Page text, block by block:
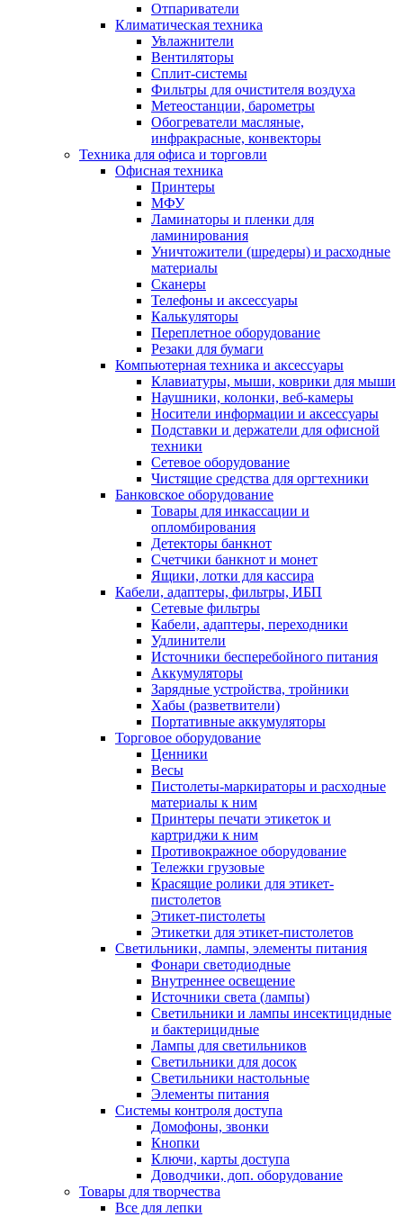
Отпариватели
Климатическая техника
Увлажнители
Вентиляторы
Сплит-системы
Фильтры для очистителя воздуха
Метеостанции, барометры
Обогреватели масляные,
инфракрасные, конвекторы
Техника для офиса и торговли
Офисная техника
Принтеры
МФУ
Ламинаторы и пленки для
ламинирования
Уничтожители (шредеры) и расходные
материалы
Сканеры
Телефоны и аксессуары
Калькуляторы
Переплетное оборудование
Резаки для бумаги
Компьютерная техника и аксессуары
Клавиатуры, мыши, коврики для мыши
Наушники, колонки, веб-камеры
Носители информации и аксессуары
Подставки и держатели для офисной
техники
Сетевое оборудование
Чистящие средства для оргтехники
Банковское оборудование
Товары для инкассации и
опломбирования
Детекторы банкнот
Счетчики банкнот и монет
Ящики, лотки для кассира
Кабели, адаптеры, фильтры, ИБП
Сетевые фильтры
Кабели, адаптеры, переходники
Удлинители
Источники бесперебойного питания
Аккумуляторы
Зарядные устройства, тройники
Хабы (разветвители)
Портативные аккумуляторы
Торговое оборудование
Ценники
Весы
Пистолеты-маркираторы и расходные
материалы к ним
Принтеры печати этикеток и
картриджи к ним
Противокражное оборудование
Тележки грузовые
Красящие ролики для этикет-
пистолетов
Этикет-пистолеты
Этикетки для этикет-пистолетов
Светильники, лампы, элементы питания
Фонари светодиодные
Внутреннее освещение
Источники света (лампы)
Светильники и лампы инсектицидные
и бактерицидные
Лампы для светильников
Светильники для досок
Светильники настольные
Элементы питания
Системы контроля доступа
Домофоны, звонки
Кнопки
Ключи, карты доступа
Доводчики, доп. оборудование
Товары для творчества
Все для лепки